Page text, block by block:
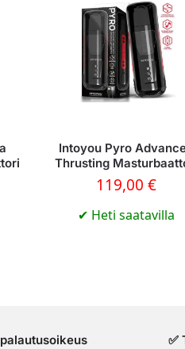
Intoyou Pyro
Thrusting
119,00€
✔ Heti saatavilla
✅